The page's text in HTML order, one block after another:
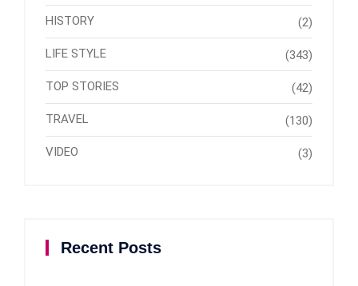
HISTORY (2)
LIFE STYLE (343)
TOP STORIES (42)
TRAVEL (130)
VIDEO (3)
Recent Posts